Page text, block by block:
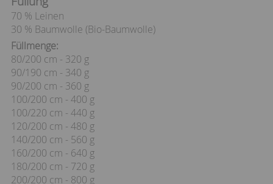
70 % Leinen
30 % Baumwolle (Bio-Baumwolle)
Füllmenge:
80/200 cm - 320 g
90/190 cm - 340 g
90/200 cm - 360 g
100/200 cm - 400 g
100/220 cm - 440 g
120/200 cm - 480 g
140/200 cm - 560 g
160/200 cm - 640 g
180/200 cm - 720 g
200/200 cm - 800 g